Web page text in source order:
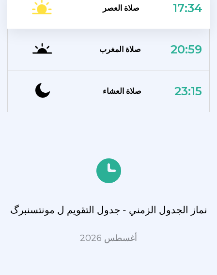
صلاة العصر 17:34
صلاة المغرب 20:59
صلاة العشاء 23:15
نماز الجدول الزمني - جدول التقويم ل مونتسنبرگ
أغسطس 2026